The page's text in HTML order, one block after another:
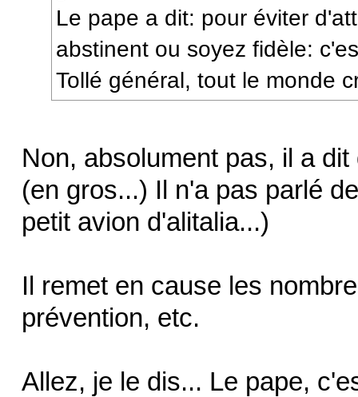
Le pape a dit: pour éviter
abstinent ou soyez fidèle:
Tollé général, tout le monde
Non, absolument pas, il a
(en gros...) Il n'a pas parlé
petit avion d'alitalia...)
Il remet en cause les
prévention, etc.
Allez, je le dis... Le pape,